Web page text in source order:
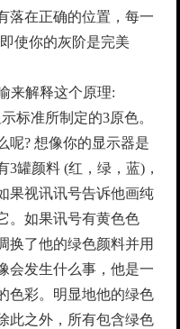
落在正确的位置，每一
使你的灰阶是完美
来解释这个原理:
标准所制定的3原色。
呢? 想像你的显示器是
罐颜料 (红，绿，蓝)，
果视讯讯号告诉他画纯
。如果讯号有黄色色
换了他的绿色颜料并用
会发生什么事，他是一
色彩。明显地他的绿色
此之外，所有包含绿色